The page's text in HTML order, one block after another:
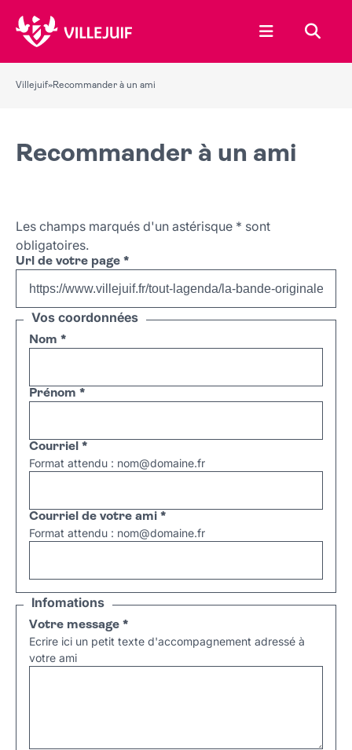
Ouvrir le
Villejuif»Recommander à un ami
Recommander à un ami
Les champs marqués d'un astérisque * sont
obligatoires.
Url de votre page *
Vos coordonnées
Nom *
Prénom *
Courriel *
Format attendu : nom@domaine.fr
Courriel de votre ami *
Format attendu : nom@domaine.fr
Infomations
Votre message *
Ecrire ici un petit texte d'accompagnement adressé à
votre ami